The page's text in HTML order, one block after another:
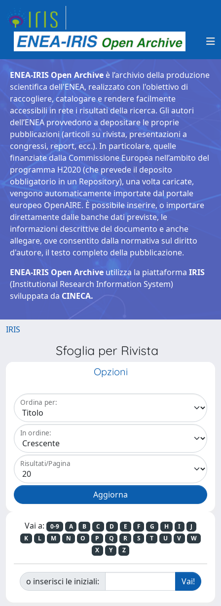
ENEA-IRIS Open Archive è l’archivio della produzione
scientifica dell'ENEA, realizzato con l'obiettivo di
raccogliere, catalogare e rendere facilmente
accessibili in rete i risultati della ricerca. Gli autori
dell’ENEA provvedono a depositare le proprie
pubblicazioni (articoli su rivista, presentazioni a
congressi, report, ecc.). In particolare, quelle
finanziate dalla Commissione Europea nell’ambito del
programma H2020 (che prevede il deposito
obbligatorio in un Repository), una volta caricate,
vengono automaticamente importate dal portale
europeo OpenAIRE. È possibile inserire, o importare
direttamente dalle banche dati previste, le
informazioni descrittive del documento e anche
allegare, ove consentito dalla normativa sul diritto
d'autore, il testo completo della pubblicazione.
ENEA-IRIS Open Archive utilizza la piattaforma IRIS
(Institutional Research Information System)
sviluppata da CINECA.
IRIS
Sfoglia per Rivista
Opzioni
Ordina per:
In ordine:
Risultati/Pagina
Vai a: 0-9 A B C D E F G H I
J
K
L M N O P Q R S T U V
W
X
Y Z
o inserisci le iniziali: